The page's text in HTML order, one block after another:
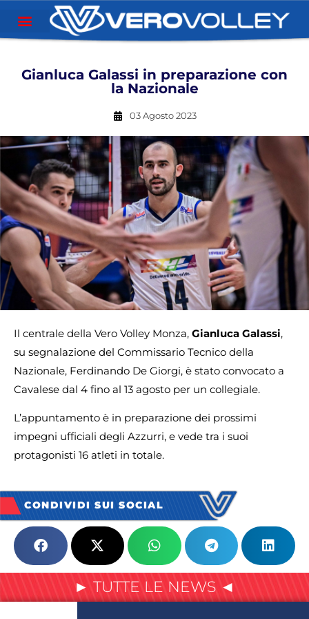
Gianluca Galassi in preparazione con
la Nazionale
03 Agosto 2023
Il centrale della Vero Volley Monza, Gianluca Galassi,
su segnalazione del Commissario Tecnico della
Nazionale, Ferdinando De Giorgi, è stato convocato a
Cavalese dal 4 fino al 13 agosto per un collegiale.
L’appuntamento è in preparazione dei prossimi
impegni ufficiali degli Azzurri, e vede tra i suoi
protagonisti 16 atleti in totale.
CONDIVIDI SUI SOCIAL
► TUTTE LE NEWS ◄